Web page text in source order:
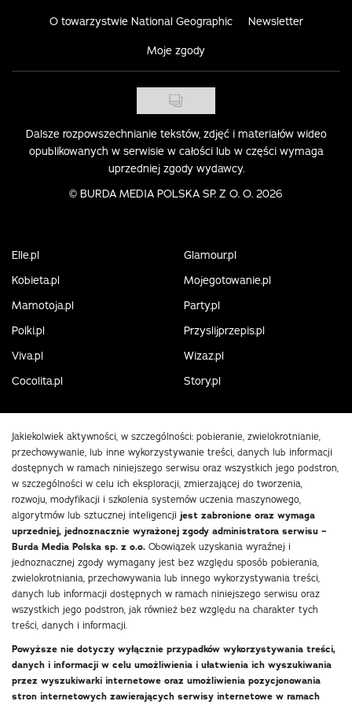
O towarzystwie National Geographic Newsletter
Moje zgody
Dalsze rozpowszechnianie tekstów, zdjęć i materiałów wideo
opublikowanych w serwisie w całości lub w części wymaga
uprzedniej zgody wydawcy.
© BURDA MEDIA POLSKA SP. Z O. O. 2026
Elle.pl
Glamour.pl
Kobieta.pl
Mojegotowanie.pl
Mamotoja.pl
Party.pl
Polki.pl
Przyslijprzepis.pl
Viva.pl
Wizaz.pl
Cocolita.pl
Story.pl
Jakiekolwiek aktywności, w szczególności: pobieranie, zwielokrotnianie,
przechowywanie, lub inne wykorzystywanie treści, danych lub informacji
dostępnych w ramach niniejszego serwisu oraz wszystkich jego podstron,
w szczególności w celu ich eksploracji, zmierzającej do tworzenia,
rozwoju, modyfikacji i szkolenia systemów uczenia maszynowego,
algorytmów lub sztucznej inteligencji jest zabronione oraz wymaga
uprzedniej, jednoznacznie wyrażonej zgody administratora serwisu –
Burda Media Polska sp. z o.o. Obowiązek uzyskania wyraźnej i
jednoznacznej zgody wymagany jest bez względu sposób pobierania,
zwielokrotniania, przechowywania lub innego wykorzystywania treści,
danych lub informacji dostępnych w ramach niniejszego serwisu oraz
wszystkich jego podstron, jak również bez względu na charakter tych
treści, danych i informacji.
Powyższe nie dotyczy wyłącznie przypadków wykorzystywania treści,
danych i informacji w celu umożliwienia i ułatwienia ich wyszukiwania
przez wyszukiwarki internetowe oraz umożliwienia pozycjonowania
stron internetowych zawierających serwisy internetowe w ramach